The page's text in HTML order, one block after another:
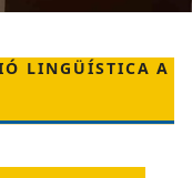
LINGÜÍSTICA A